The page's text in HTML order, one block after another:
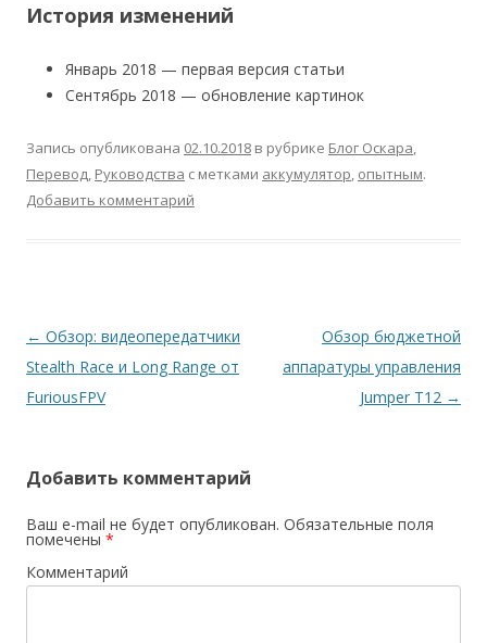
История изменений
Январь 2018 — первая версия статьи
Сентябрь 2018 — обновление картинок
Запись опубликована 02.10.2018 в рубрике Блог Оскара
Перевод Руководства с метками аккумулятор опытным.
Добавить комментарий
Навигация
по
записям
← Обзор: видеопередатчики
Stealth Race и Long Range от
FuriousFPV
Обзор бюджетной
аппаратуры управления
Jumper T12 →
Добавить комментарий
Ваш e-mail не будет опубликован. Обязательные поля
помечены *
Комментарий